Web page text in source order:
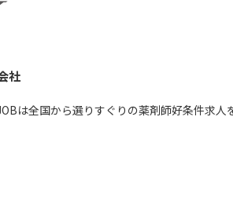
社
は全国から選りすぐりの薬剤師好条件求人